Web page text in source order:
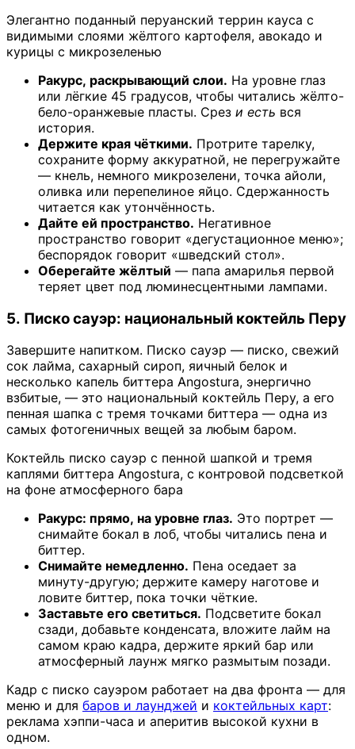
Элегантно поданный перуанский террин кауса с
видимыми слоями жёлтого картофеля, авокадо и
курицы с микрозеленью
Ракурс, раскрывающий слои. На уровне глаз
или лёгкие 45 градусов, чтобы читались жёлто-
бело-оранжевые пласты. Срез и есть вся
история.
Держите края чёткими. Протрите тарелку,
сохраните форму аккуратной, не перегружайте
— кнель, немного микрозелени, точка айоли,
оливка или перепелиное яйцо. Сдержанность
читается как утончённость.
Дайте ей пространство. Негативное
пространство говорит «дегустационное меню»;
беспорядок говорит «шведский стол».
Оберегайте жёлтый — папа амарилья первой
теряет цвет под люминесцентными лампами.
5. Писко сауэр: национальный коктейль Перу
Завершите напитком. Писко сауэр — писко, свежий
сок лайма, сахарный сироп, яичный белок и
несколько капель биттера Angostura, энергично
взбитые, — это национальный коктейль Перу, а его
пенная шапка с тремя точками биттера — одна из
самых фотогеничных вещей за любым баром.
Коктейль писко сауэр с пенной шапкой и тремя
каплями биттера Angostura, с контровой подсветкой
на фоне атмосферного бара
Ракурс: прямо, на уровне глаз. Это портрет —
снимайте бокал в лоб, чтобы читались пена и
биттер.
Снимайте немедленно. Пена оседает за
минуту-другую; держите камеру наготове и
ловите биттер, пока точки чёткие.
Заставьте его светиться. Подсветите бокал
сзади, добавьте конденсата, вложите лайм на
самом краю кадра, держите яркий бар или
атмосферный лаунж мягко размытым позади.
Кадр с писко сауэром работает на два фронта — для
меню и для баров и лаунджей и коктейльных карт:
реклама хэппи-часа и аперитив высокой кухни в
одном.